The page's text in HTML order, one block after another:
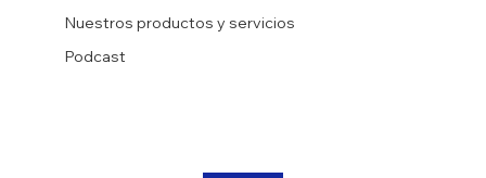
Nuestros productos y servicios
Podcast